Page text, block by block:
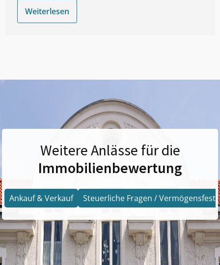
Weiterlesen
Weitere Anlässe für die
Immobilienbewertung
Ankauf & Verkauf Steuerliche Fragen /